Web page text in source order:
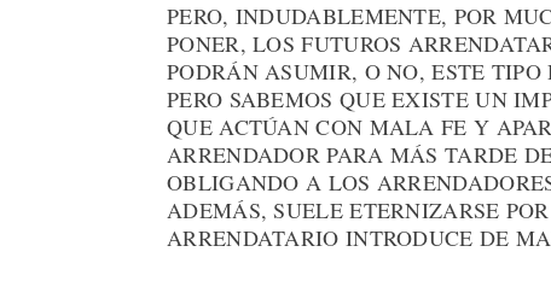
PERO, INDUDABLEMENTE, POR
PONER, LOS FUTUROS
PODRÁN ASUMIR, O NO, ESTE
PERO SABEMOS QUE EXISTE UN
QUE ACTÚAN CON MALA FE Y
ARRENDADOR PARA MÁS TARDE
OBLIGANDO A LOS
ADEMÁS, SUELE ETERNIZARSE
ARRENDATARIO INTRODUCE DE